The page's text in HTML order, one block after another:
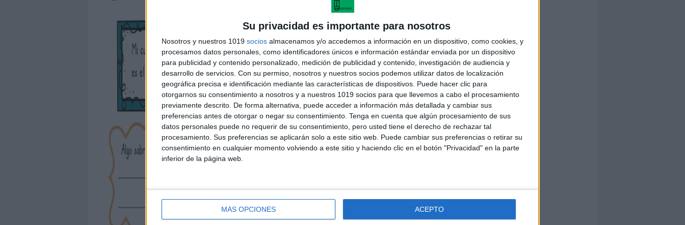
Su privacidad es importante para nosotros
Nosotros y nuestros 1019 socios almacenamos y/o accedemos a información en un dispositivo, como cookies, y
procesamos datos personales, como identificadores únicos e información estándar enviada por un dispositivo
para publicidad y contenido personalizado, medición de publicidad y contenido, investigación de audiencia y
desarrollo de servicios. Con su permiso, nosotros y nuestros socios podemos utilizar datos de localización
geográfica precisa e identificación mediante las características de dispositivos. Puede hacer clic para
otorgarnos su consentimiento a nosotros y a nuestros 1019 socios para que llevemos a cabo el procesamiento
previamente descrito. De forma alternativa, puede acceder a información más detallada y cambiar sus
preferencias antes de otorgar o negar su consentimiento. Tenga en cuenta que algún procesamiento de sus
datos personales puede no requerir de su consentimiento, pero usted tiene el derecho de rechazar tal
procesamiento. Sus preferencias se aplicarán solo a este sitio web. Puede cambiar sus preferencias o retirar su
consentimiento en cualquier momento volviendo a este sitio y haciendo clic en el botón "Privacidad" en la parte
inferior de la página web.
MÁS OPCIONES ACEPTO